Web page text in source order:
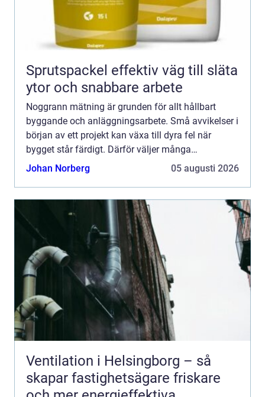
Sprutspackel effektiv väg till släta
ytor och snabbare arbete
Noggrann mätning är grunden för allt hållbart
byggande och anläggningsarbete. Små avvikelser i
början av ett projekt kan växa till dyra fel när
bygget står färdigt. Därför väljer många
yrkesproffs instrument från topcon när de vill
Johan Norberg 05 augusti 2026
Ventilation i Helsingborg – så
skapar fastighetsägare friskare